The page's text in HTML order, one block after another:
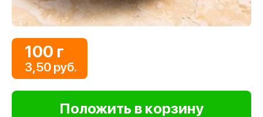
100 г
3,50 руб.